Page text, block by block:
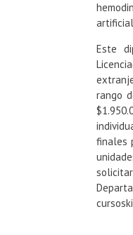
Este
rango
finales